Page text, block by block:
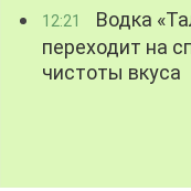
12:21
Водка
переходит на
чистоты вкуса